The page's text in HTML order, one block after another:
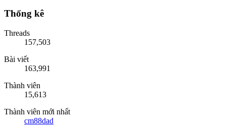
Thống kê
Threads
157,503
Bài viết
163,991
Thành viên
15,613
Thành viên mới nhất
cm88dad